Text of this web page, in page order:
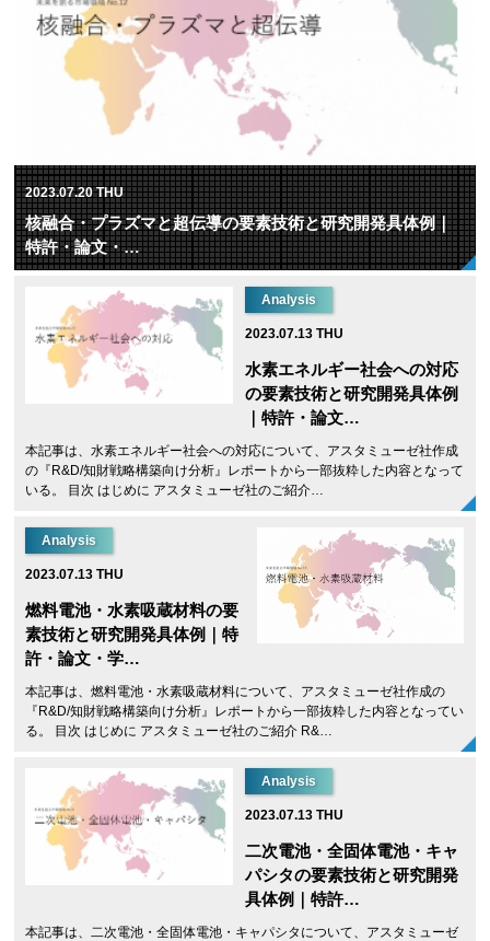
2023.07.20 THU
核融合・プラズマと超伝導の要素技術と研究開発具体例｜
特許・論文・…
Analysis
2023.07.13 THU
水素エネルギー社会への対応
の要素技術と研究開発具体例
｜特許・論文…
本記事は、水素エネルギー社会への対応について、アスタミューゼ社作成
の『R&D/知財戦略構築向け分析』レポートから一部抜粋した内容となって
いる。 目次 はじめに アスタミューゼ社のご紹介…
Analysis
2023.07.13 THU
燃料電池・水素吸蔵材料の要
素技術と研究開発具体例｜特
許・論文・学…
本記事は、燃料電池・水素吸蔵材料について、アスタミューゼ社作成の
『R&D/知財戦略構築向け分析』レポートから一部抜粋した内容となってい
る。 目次 はじめに アスタミューゼ社のご紹介 R&…
Analysis
2023.07.13 THU
二次電池・全固体電池・キャ
パシタの要素技術と研究開発
具体例｜特許…
本記事は、二次電池・全固体電池・キャパシタについて、アスタミューゼ